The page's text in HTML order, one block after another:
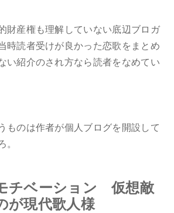
財産権も理解していない底辺ブロガ
時読者受けが良かった恋歌をまとめ
い紹介のされ方なら読者をなめてい
ものは作者が個人ブログを開設して
。
チベーション 仮想敵
が現代歌人様